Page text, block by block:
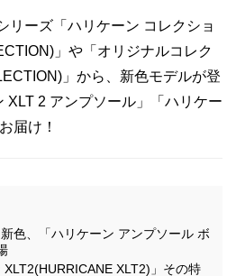
リーズ「ハリケーン コレクショ
」や「オリジナルコレク
」から、新色モデルが登
XLT 2 アンプソール」「ハリケー
届け！
色、「ハリケーン アンプソール ボ
XLT2(HURRICANE XLT2)」その特